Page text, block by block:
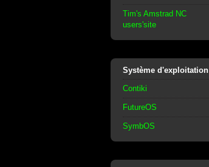
Tim's Amstrad NC
users'site
Système d'exploitation
Contiki
FutureOS
SymbOS